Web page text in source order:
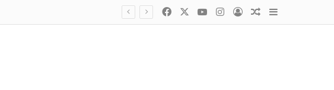
FacebookYouTubeInstagram
AccesoPublicación al
Barra lateral